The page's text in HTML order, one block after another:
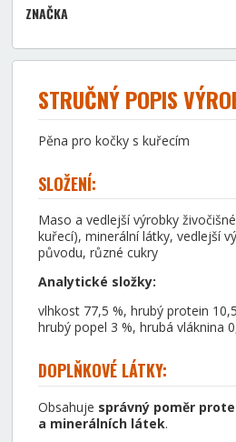
ZNAČKA
STRUČNÝ POPIS
Pěna pro kočky s kuřecím
SLOŽENÍ:
Maso a vedlejší výrobky
kuřecí), minerální látky, vedlejší
původu, různé cukry
Analytické složky:
vlhkost 77,5 %, hrubý protein
hrubý popel 3 %, hrubá vláknina
DOPLŇKOVÉ LÁTKY:
Obsahuje správný poměr
a minerálních látek.